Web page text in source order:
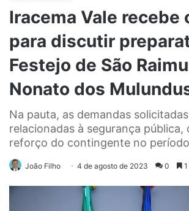
Iracema Vale recebe
para discutir
Festejo de São
Nonato dos
Na pauta, as demandas
relacionadas à segurança pública,
reforço do contingente no
João Filho 4 de agosto de 2023 0